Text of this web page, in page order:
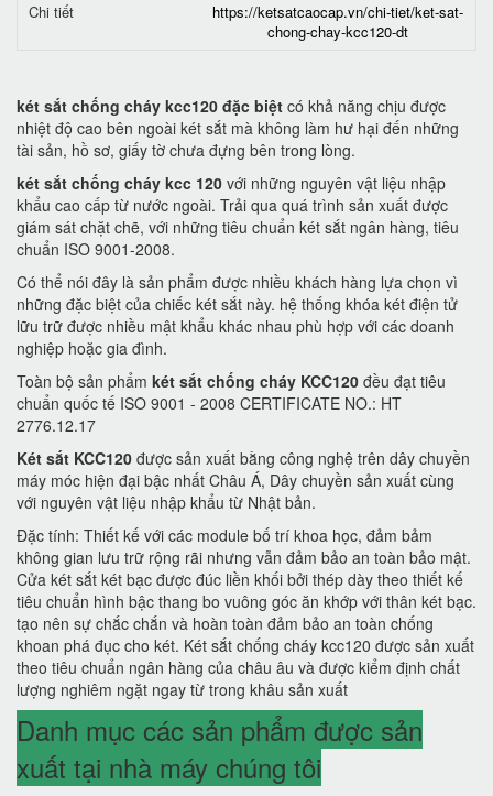
Chi tiết
https://ketsatcaocap.vn/chi-tiet/ket-sat-
chong-chay-kcc120-dt
két sắt chống cháy kcc120 đặc biệt có khả năng chịu được
nhiệt độ cao bên ngoài két sắt mà không làm hư hại đến những
tài sản, hồ sơ, giấy tờ chưa đựng bên trong lòng.
két sắt chống cháy kcc 120 với những nguyên vật liệu nhập
khẩu cao cấp từ nước ngoài. Trải qua quá trình sản xuất được
giám sát chặt chẽ, với những tiêu chuẩn két sắt ngân hàng, tiêu
chuẩn ISO 9001-2008.
Có thể nói đây là sản phẩm được nhiều khách hàng lựa chọn vì
những đặc biệt của chiếc két sắt này. hệ thống khóa két điện tử
lữu trữ được nhiều mật khẩu khác nhau phù hợp với các doanh
nghiệp hoặc gia đình.
Toàn bộ sản phẩm két sắt chống cháy KCC120 đều đạt tiêu
chuẩn quốc tế ISO 9001 - 2008 CERTIFICATE NO.: HT
2776.12.17
Két sắt KCC120 được sản xuất bằng công nghệ trên dây chuyền
máy móc hiện đại bậc nhất Châu Á, Dây chuyền sản xuất cùng
với nguyên vật liệu nhập khẩu từ Nhật bản.
Đặc tính: Thiết kế với các module bố trí khoa học, đảm bảm
không gian lưu trữ rộng rãi nhưng vẫn đảm bảo an toàn bảo mật.
Cửa két sắt két bạc được đúc liền khối bởi thép dày theo thiết kế
tiêu chuẩn hình bậc thang bo vuông góc ăn khớp với thân két bạc.
tạo nên sự chắc chắn và hoàn toàn đảm bảo an toàn chống
khoan phá đục cho két. Két sắt chống cháy kcc120 được sản xuất
theo tiêu chuẩn ngân hàng của châu âu và được kiểm định chất
lượng nghiêm ngặt ngay từ trong khâu sản xuất
Danh mục các sản phẩm được sản
xuất tại nhà máy chúng tôi